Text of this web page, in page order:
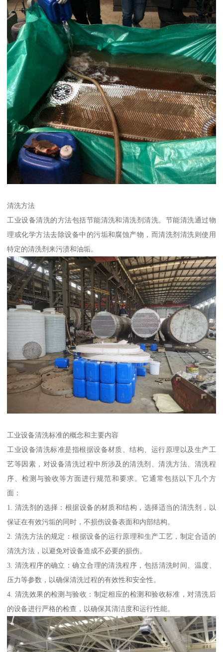
清洗方法
工业设备清洗的方法包括节能清洗和清洗剂清洗。节能清洗通过物
理或化学方法去除设备中的污垢和腐蚀产物，而清洗剂清洗则使用
特定的清洗剂来污渍和油垢。
工业设备清洗标准的概念和主要内容
工业设备清洗标准是指根据设备材质、结构、运行原理以及生产工
艺等因素，对设备清洗过程中所涉及的清洗剂、清洗方法、清洗程
序、检测与验收等方面进行规范和要求。它通常包括以下几个方
面：
1. 清洗剂的选择：根据设备的材质和结构，选择适当的清洗剂，以
保证在有效污垢的同时，不损伤设备表面和内部结构。
2. 清洗方法的规定：根据设备的运行原理和生产工艺，制定合适的
清洗方法，以避免对设备造成不必要的损伤。
3. 清洗程序的确立：确立合理的清洗程序，包括清洗时间、温度、
压力等参数，以确保清洗过程的有效性和安全性。
4. 清洗效果的检测与验收：制定相应的检测和验收标准，对清洗后
的设备进行严格的检查，以确保其清洁度和运行性能。